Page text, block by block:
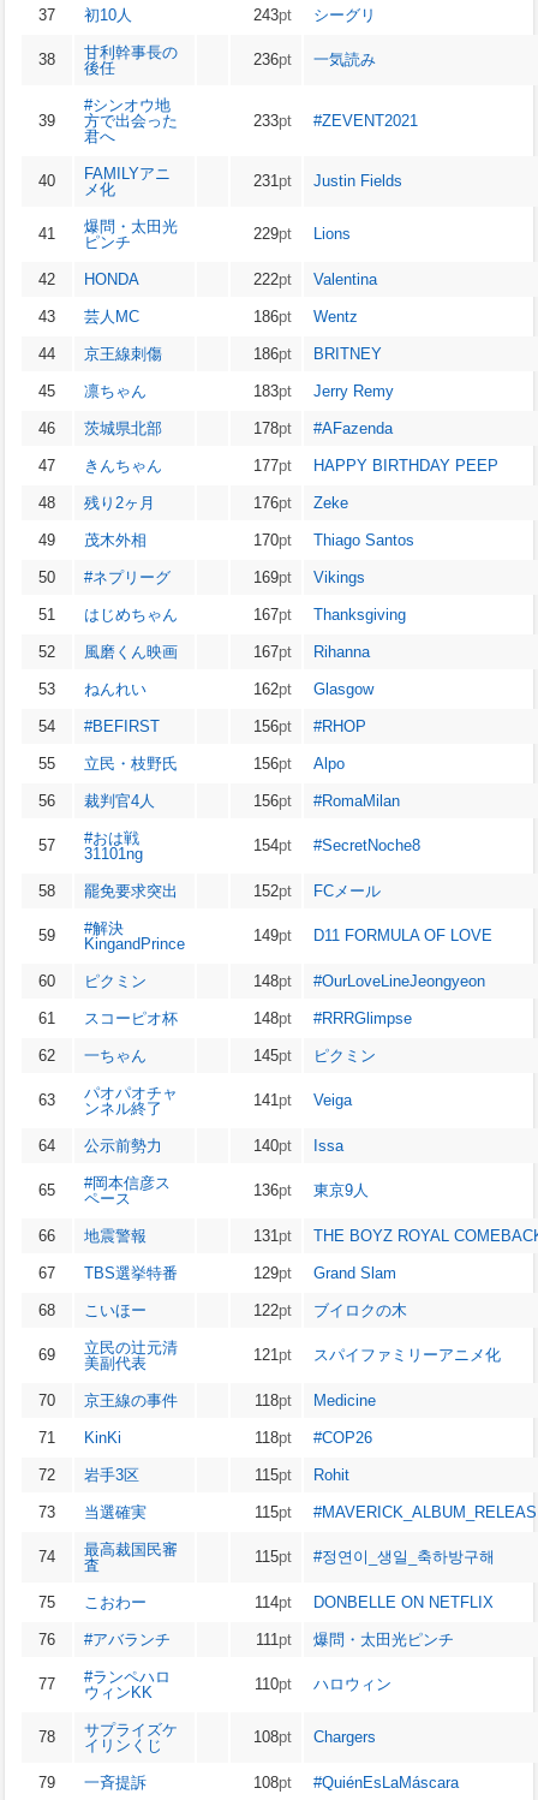
37 初10人 243pt シーグリ
38
甘利幹事長の
後任
236pt 一気読み
39
#シンオウ地
方で出会った
君へ
233pt #ZEVENT2021
40
FAMILYアニ
メ化
231pt Justin Fields
41
爆問・太田光
ピンチ
229pt Lions
42 HONDA 222pt Valentina
43 芸人MC 186pt Wentz
44 京王線刺傷 186pt BRITNEY
45 凛ちゃん 183pt Jerry Remy
46 茨城県北部 178pt #AFazenda
47 きんちゃん 177pt HAPPY BIRTHDAY PEEP
48 残り2ヶ月 176pt Zeke
49 茂木外相 170pt Thiago Santos
50 #ネプリーグ 169pt Vikings
51 はじめちゃん 167pt Thanksgiving
52 風磨くん映画 167pt Rihanna
53 ︎ねんれい 162pt Glasgow
54 #BEFIRST 156pt #RHOP
55 立民・枝野氏 156pt Alpo
56 裁判官4人 156pt #RomaMilan
57
#おは戦
31101ng
154pt #SecretNoche8
58 罷免要求突出 152pt FCメール
59
#解決
KingandPrince
149pt D11 FORMULA OF LOVE
60 ピクミン 148pt #OurLoveLineJeongyeon
61 スコーピオ杯 148pt #RRRGlimpse
62 一ちゃん 145pt ピクミン
63
パオパオチャ
ンネル終了
141pt Veiga
64 公示前勢力 140pt Issa
65
#岡本信彦ス
ペース
136pt 東京9人
66 地震警報 131pt THE BOYZ ROYAL
67 TBS選挙特番 129pt Grand Slam
68 こいほー 122pt ブイロクの木
69
立民の辻元清
美副代表
121pt スパイファミリーアニメ化
70 京王線の事件 118pt Medicine
71 KinKi 118pt #COP26
72 岩手3区 115pt Rohit
73 当選確実 115pt
74
最高裁国民審
査
115pt #정연이_생일_축하방구해
75 こおわー 114pt DONBELLE ON NETFLIX
76 #アバランチ 111pt 爆問・太田光ピンチ
77
#ランペハロ
ウィンKK
110pt ハロウィン
78
サプライズケ
イリンくじ
108pt Chargers
79 一斉提訴 108pt #QuiénEsLaMáscara